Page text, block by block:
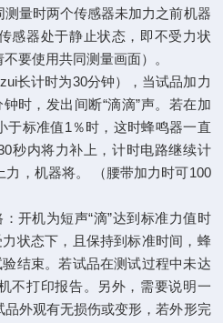
量时两个传感器未加力之前机器
感器处于静止状态，即不受力状
要使用共同测量画面）。
长计时为30分钟），当试品加力
时，发出间断“滴滴”声。若在加
于标准值1％时，这时蜂鸣器一直
秒内将力补上，计时电路继续计
力，机器将。 （腰带加力时可100
开机为短声“滴”达到标准力值时
状态下，且保持到标准时间，蜂
结束。若试品在测试过程中未达
不打印报告。另外，需要说明一
外观有无损伤或变形，若外形完